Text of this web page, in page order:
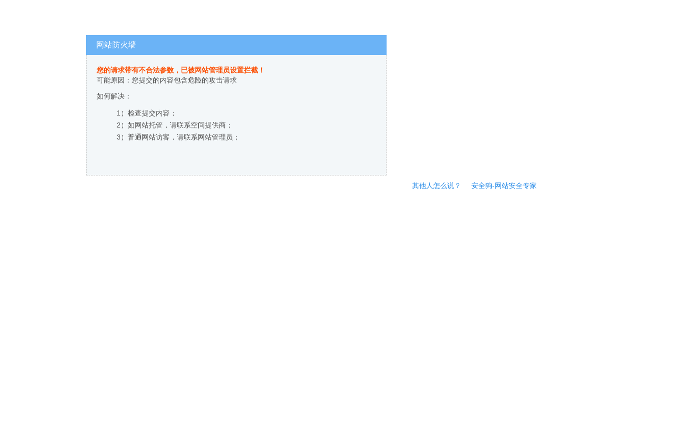
网站防火墙
您的请求带有不合法参数，已被网站管理员设置拦截！
可能原因：您提交的内容包含危险的攻击请求
如何解决：
1）检查提交内容；
2）如网站托管，请联系空间提供商；
3）普通网站访客，请联系网站管理员；
其他人怎么说？ 安全狗-网站安全专家